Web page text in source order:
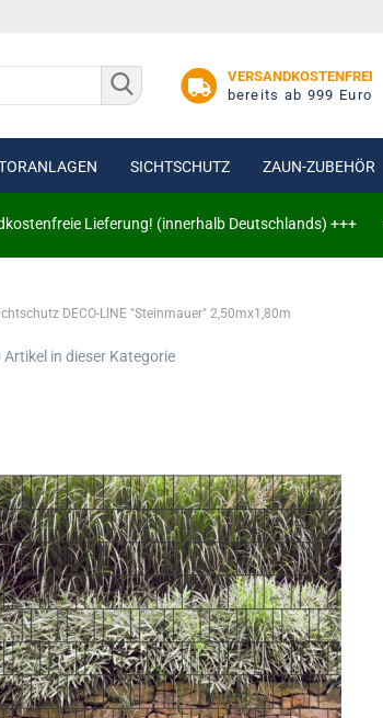
VERSANDKOSTENFREI
bereits ab 999 Euro
8/6/8
SICHTSCHUTZ ZAUN-ZUBEHÖR
Lieferung! (innerhalb Deutschlands) +++ +++
DECO-LINE "Steinmauer" 2,50mx1,80m
Artikel in dieser Kategorie